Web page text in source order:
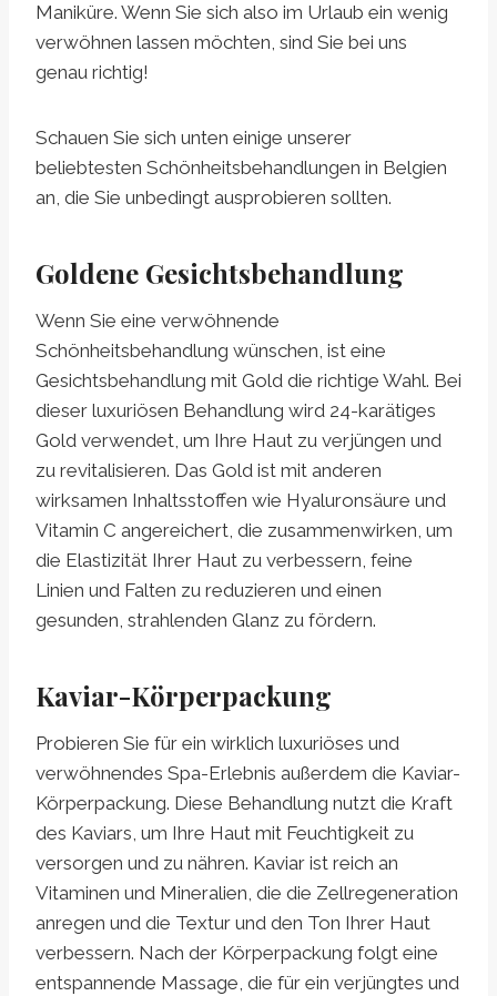
Maniküre. Wenn Sie sich also im Urlaub ein wenig
verwöhnen lassen möchten, sind Sie bei uns
genau richtig!
Schauen Sie sich unten einige unserer
beliebtesten Schönheitsbehandlungen in Belgien
an, die Sie unbedingt ausprobieren sollten.
Goldene Gesichtsbehandlung
Wenn Sie eine verwöhnende
Schönheitsbehandlung wünschen, ist eine
Gesichtsbehandlung mit Gold die richtige Wahl. Bei
dieser luxuriösen Behandlung wird 24-karätiges
Gold verwendet, um Ihre Haut zu verjüngen und
zu revitalisieren. Das Gold ist mit anderen
wirksamen Inhaltsstoffen wie Hyaluronsäure und
Vitamin C angereichert, die zusammenwirken, um
die Elastizität Ihrer Haut zu verbessern, feine
Linien und Falten zu reduzieren und einen
gesunden, strahlenden Glanz zu fördern.
Kaviar-Körperpackung
Probieren Sie für ein wirklich luxuriöses und
verwöhnendes Spa-Erlebnis außerdem die Kaviar-
Körperpackung. Diese Behandlung nutzt die Kraft
des Kaviars, um Ihre Haut mit Feuchtigkeit zu
versorgen und zu nähren. Kaviar ist reich an
Vitaminen und Mineralien, die die Zellregeneration
anregen und die Textur und den Ton Ihrer Haut
verbessern. Nach der Körperpackung folgt eine
entspannende Massage, die für ein verjüngtes und